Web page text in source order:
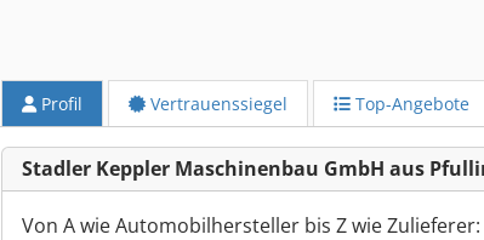
Profil Vertrauenssiegel Top-Angebote
Stadler Keppler Maschinenbau GmbH aus
Von A wie Automobilhersteller bis Z wie